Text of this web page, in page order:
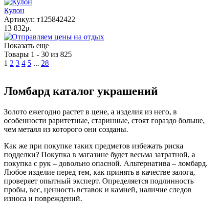
Кулон
Артикул: т125842422
13 832р.
Показать еще
Товары 1 - 30 из 825
1 2 3 4 5 ... 28
Ломбард каталог украшений
Золото ежегодно растет в цене, а изделия из него, в
особенности раритетные, старинные, стоят гораздо больше,
чем металл из которого они созданы.
Как же при покупке таких предметов избежать риска
подделки? Покупка в магазине будет весьма затратной, а
покупка с рук – довольно опасной. Альтернатива – ломбард.
Любое изделие перед тем, как принять в качестве залога,
проверяет опытный эксперт. Определяется подлинность
пробы, вес, ценность вставок и камней, наличие следов
износа и повреждений.